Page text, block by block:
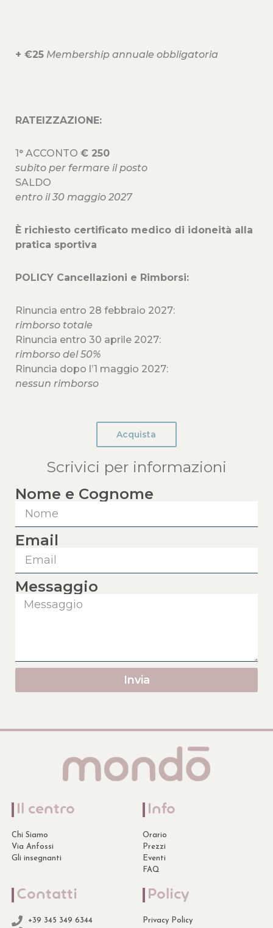
+ €25 Membership annuale obbligatoria
RATEIZZAZIONE:
1° ACCONTO € 250
subito per fermare il posto
SALDO
entro il 30 maggio 2027
È richiesto certificato medico di idoneità alla
pratica sportiva
POLICY Cancellazioni e Rimborsi:
Rinuncia entro 28 febbraio 2027:
rimborso totale
Rinuncia entro 30 aprile 2027:
rimborso del 50%
Rinuncia dopo l’1 maggio 2027:
nessun rimborso
Acquista
Scrivici per informazioni
Nome e Cognome
Email
Messaggio
Invia
Il centro
Chi Siamo
Via Anfossi
Gli insegnanti
Info
Orario
Prezzi
Eventi
FAQ
Contatti
+39 345 349 6344
Policy
Privacy Policy